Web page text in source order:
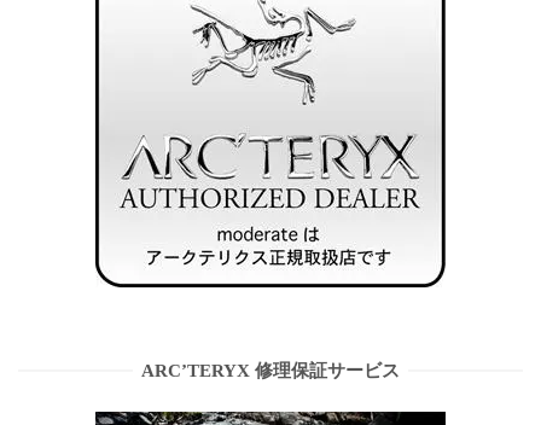
ARC’TERYX 修理保証サービス